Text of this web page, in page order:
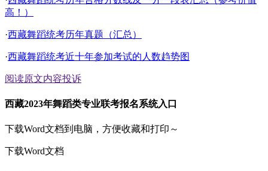
高！）
·西藏舞蹈统考历年真题（汇总）
·西藏舞蹈统考近十年参加考试的人数趋势图
阅读原文内容投诉
西藏2023年舞蹈类专业联考报名系统入口
下载Word文档到电脑，方便收藏和打印～
下载Word文档